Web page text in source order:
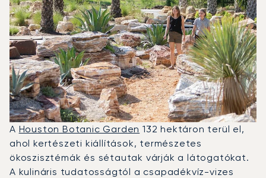
A Houston Botanic Garden 132 hektáron terül el,
ahol kertészeti kiállítások, természetes
ökoszisztémák és sétautak várják a látogatókat.
A kulináris tudatosságtól a csapadékvíz-vizes